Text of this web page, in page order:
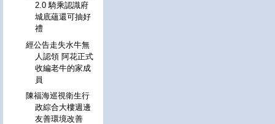
2.0 騎乘認識府
城底蘊還可抽好
禮
經公告走失水牛無
人認領 阿花正式
收編老牛的家成
員
陳福海巡視衛生行
政綜合大樓週邊
友善環境改善